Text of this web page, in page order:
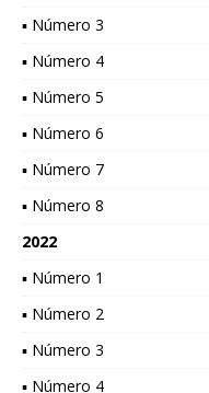
▪ Número 3
▪ Número 4
▪ Número 5
▪ Número 6
▪ Número 7
▪ Número 8
2022
▪ Número 1
▪ Número 2
▪ Número 3
▪ Número 4